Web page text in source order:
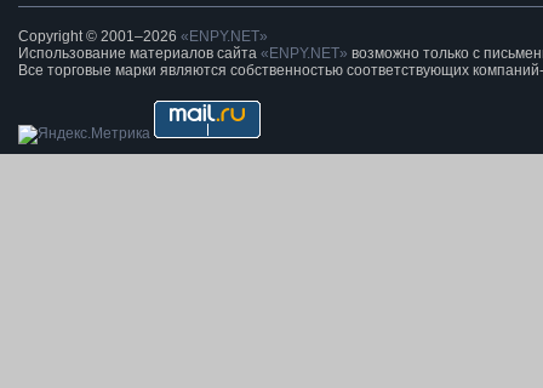
Copyright © 2001–2026 «ENPY.NET»
Использование материалов сайта «ENPY.NET» возможно только с
Все торговые марки являются собственностью соответствующих